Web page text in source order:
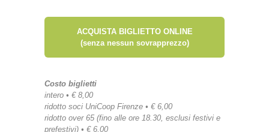
ACQUISTA BIGLIETTO ONLINE
(senza nessun sovrapprezzo)
Costo biglietti
intero • € 8,00
ridotto soci UniCoop Firenze • € 6,00
ridotto over 65 (fino alle ore 18.30, esclusi festivi e
prefestivi) • € 6,00